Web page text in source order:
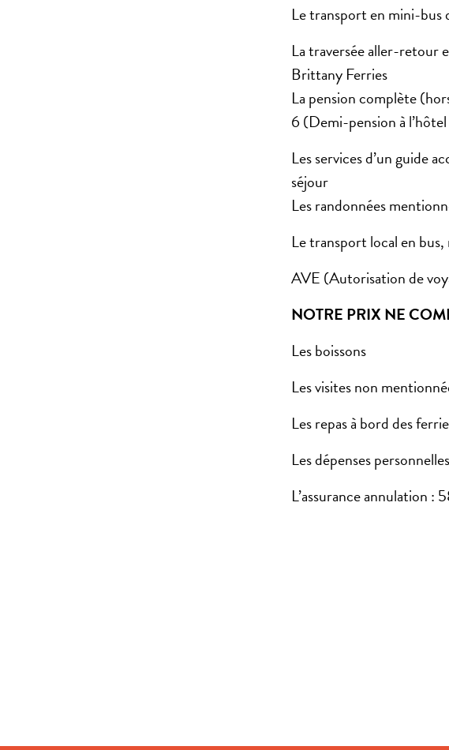
Le transport en mini-
La traversée aller-retour
Brittany Ferries
La pension complète
6 (Demi-pension à
Les services d’un guide
séjour
Les randonnées
Le transport local en
AVE (Autorisation de
NOTRE PRIX NE
Les boissons
Les visites non
Les repas à bord des
Les dépenses personnelles
L’assurance annulation :